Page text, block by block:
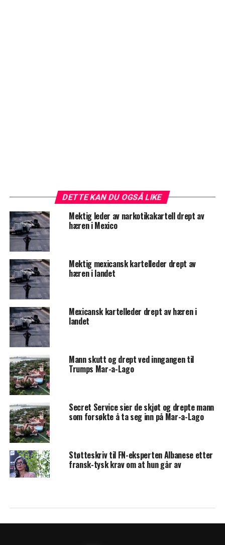
DETTE KAN DU OGSÅ LIKE
Mektig leder av narkotikakartell drept av
hæren i Mexico
Mektig mexicansk kartelleder drept av
hæren i landet
Mexicansk kartelleder drept av hæren i
landet
Mann skutt og drept ved inngangen til
Trumps Mar-a-Lago
Secret Service sier de skjøt og drepte mann
som forsøkte å ta seg inn på Mar-a-Lago
Støtteskriv til FN-eksperten Albanese etter
fransk-tysk krav om at hun går av